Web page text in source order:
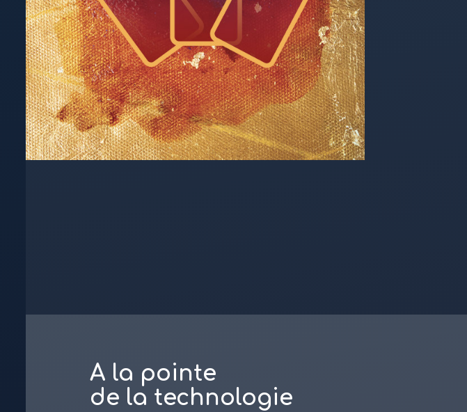
A la pointe
de la technologie